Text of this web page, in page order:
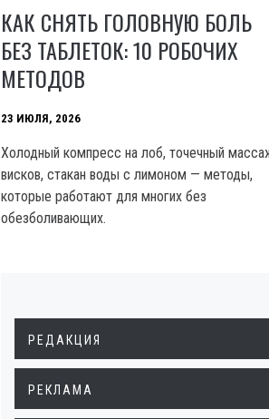
КАК СНЯТЬ ГОЛОВНУЮ БОЛЬ
БЕЗ ТАБЛЕТОК: 10 РОБОЧИХ
МЕТОДОВ
23 ИЮЛЯ, 2026
Холодный компресс на лоб, точечный
висков, стакан воды с лимоном — методы,
которые работают для многих без
обезболивающих.
РЕДАКЦИЯ
РЕКЛАМА